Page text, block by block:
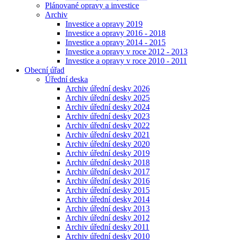
Plánované opravy a investice
Archiv
Investice a opravy 2019
Investice a opravy 2016 - 2018
Investice a opravy 2014 - 2015
Investice a opravy v roce 2012 - 2013
Investice a opravy v roce 2010 - 2011
Obecní úřad
Úřední deska
Archiv úřední desky 2026
Archiv úřední desky 2025
Archiv úřední desky 2024
Archiv úřední desky 2023
Archiv úřední desky 2022
Archiv úřední desky 2021
Archiv úřední desky 2020
Archiv úřední desky 2019
Archiv úřední desky 2018
Archiv úřední desky 2017
Archiv úřední desky 2016
Archiv úřední desky 2015
Archiv úřední desky 2014
Archiv úřední desky 2013
Archiv úřední desky 2012
Archiv úřední desky 2011
Archiv úřední desky 2010